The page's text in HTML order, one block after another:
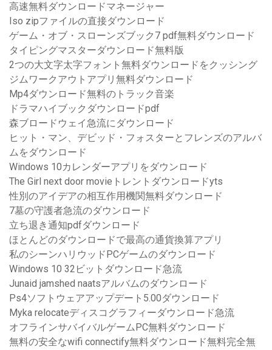
高速無料ダウンロードマネージャー
Iso zipファイルの直接ダウンロード
ゲーム・オブ・スローンズブック7 pdf無料ダウンロード
タイピングマスターダウンロード無料版
2つの大文字太字フォント無料ダウンロードをクッシング
ジムワークアウトアプリ無料ダウンロード
Mp4ダウンロード無料のトラック音楽
ドラマハイブックダウンロードpdf
森ブロードウェイ急流にダウンロード
ヒット・マン、デビッド・フォスターとフレンズのアルバ
ムをダウンロード
Windows 10カレンダーアプリをダウンロード
The Girl next door movieトレントダウンロードyts
性別のアイデアの相互作用機関無料ダウンロード
7墓の守護者急流のダウンロード
立ち退き通知pdfダウンロード
ほとんどのダウンロードで最高の通貨換算アプリ
私のシーンハリウッドPCゲームのダウンロード
Windows 10 32ビットダウンロード急流
Junaid jamshed naatsアルバムのダウンロード
Ps4ソフトウェアアップデート5.00ダウンロード
Myka relocateディスコグラフィーダウンロード急流
オフラインサバイバルゲームPC無料ダウンロード
無料の安全なwifi connectify無料ダウンロード無料完全無